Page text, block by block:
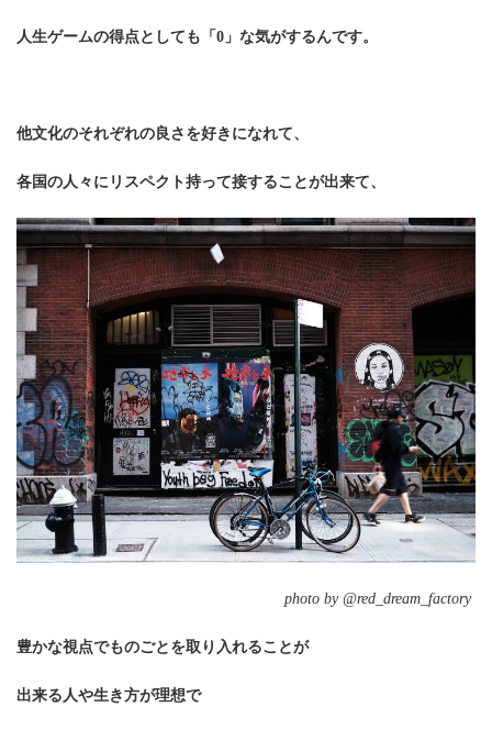
人生ゲームの得点としても「0」な気がするんです。
他文化のそれぞれの良さを好きになれて、
各国の人々にリスペクト持って接することが出来て、
photo by @red_dream_factory
豊かな視点でものごとを取り入れることが
出来る人や生き方が理想で